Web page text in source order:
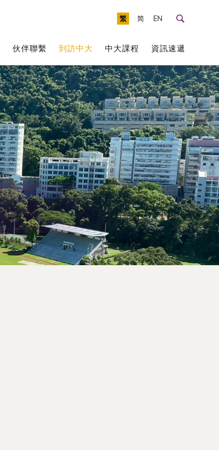
EN
繁 简
伙伴聯繫 到訪中大 中大課程 資訊速遞